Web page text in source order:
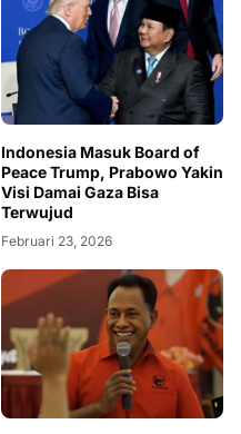
Indonesia Masuk Board of
Peace Trump, Prabowo Yakin
Visi Damai Gaza Bisa
Terwujud
Februari 23, 2026